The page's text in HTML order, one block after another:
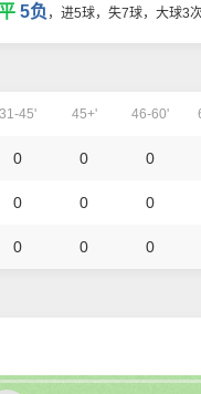
5负 ，进5球，失7球，大球3
31-45' 45+' 46-60'
0 0 0
0 0 0
0 0 0